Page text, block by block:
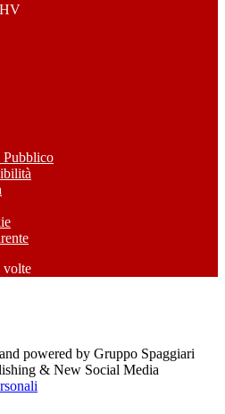
volte
powered by Gruppo Spaggiari
& New Social Media